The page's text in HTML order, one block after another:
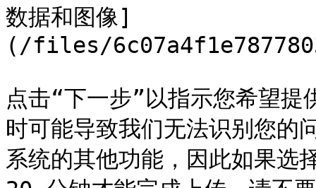
数据和图像]
(/files/
点击“下一步”以指示您希望提
时可能导致我们无法识别您的
系统的其他功能，因此如果选